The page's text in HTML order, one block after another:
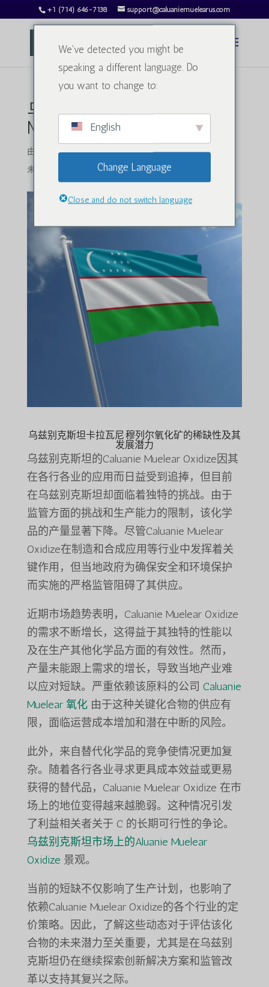
+1 (714) 646-7138 support@caluaniemuelearus.com
乌兹别克斯坦Caluanie
Muelear氧化现状
由 charlesphillips3813@gmail.com|2025 年 2 月 13 日
未分类
乌兹别克斯坦卡拉瓦尼·穆列尔氧化矿的稀缺性及其
发展潜力
乌兹别克斯坦的Caluanie Muelear Oxidize因其
在各行各业的应用而日益受到追捧，但目前
在乌兹别克斯坦却面临着独特的挑战。由于
监管方面的挑战和生产能力的限制，该化学
品的产量显著下降。尽管Caluanie Muelear
Oxidize在制造和合成应用等行业中发挥着关
键作用，但当地政府为确保安全和环境保护
而实施的严格监管阻碍了其供应。
近期市场趋势表明，Caluanie Muelear Oxidize
的需求不断增长，这得益于其独特的性能以
及在生产其他化学品方面的有效性。然而，
产量未能跟上需求的增长，导致当地产业难
以应对短缺。严重依赖该原料的公司 Caluanie
Muelear 氧化由于这种关键化合物的供应有
限，面临运营成本增加和潜在中断的风险。
此外，来自替代化学品的竞争使情况更加复
杂。随着各行各业寻求更具成本效益或更易
获得的替代品，Caluanie Muelear Oxidize 在市
场上的地位变得越来越脆弱。这种情况引发
了利益相关者关于 C 的长期可行性的争论。
乌兹别克斯坦市场上的Aluanie Muelear
Oxidize 景观。
当前的短缺不仅影响了生产计划，也影响了
依赖Caluanie Muelear Oxidize的各个行业的定
价策略。因此，了解这些动态对于评估该化
合物的未来潜力至关重要，尤其是在乌兹别
克斯坦仍在继续探索创新解决方案和监管改
革以支持其复兴之际。
We've detected you might be
speaking a different language. Do
you want to change to:
English
Change Language
Close and do not switch language